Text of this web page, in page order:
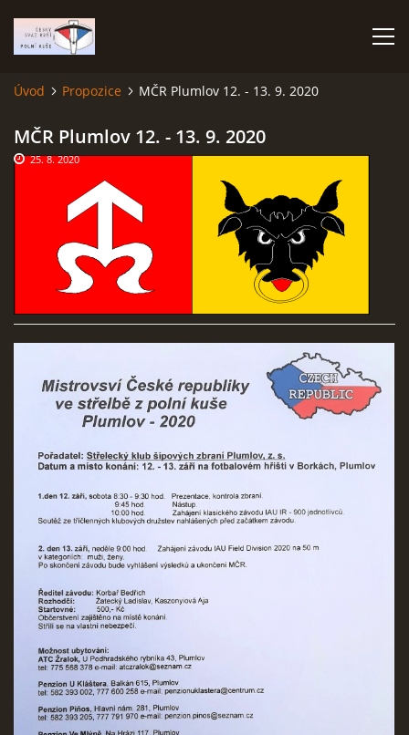
TERMÍNOVÝ KALENDÁŘ
PROPOZICE
VÝSLEDKY ZÁVODŮ
REPREZENTACE
ČLENSKÁ SCHŮZE ČSK
VÝKONNÝ VÝBOR, SPORTOVNĚ TECHNICKÁ KOMISE
OSTATNÍ
FOTOALBUM
VIDEO
Úvod Propozice MČR Plumlov 12. - 13. 9. 2020
MČR Plumlov 12. - 13. 9. 2020
25. 8. 2020